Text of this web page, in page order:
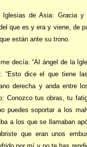
de Asia: Gracia y
que es y era y viene, de
están ante su trono.
decía: “Al ángel de la
“Esto dice el que tiene
derecha y anda entre
Conozco tus obras, tu
puedes soportar a los
a los que se llamaban
que eran unos